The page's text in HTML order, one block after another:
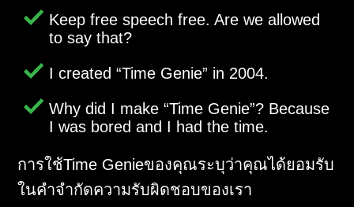
Keep free speech free. Are we allowed
to say that?
I created Time Genie in 2004.
Why did I make Time Genie ? Because
I was bored and I had the time.
การใช้Time Genieของคุณระบุว่าคุณได้ยอมรับ
ในคำจำกัดความรับผิดชอบของเรา